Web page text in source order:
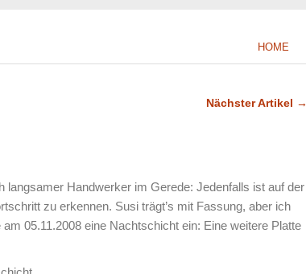
HOME
Nächster Artikel →
Handwerker im Gerede: Jedenfalls ist auf der
zu erkennen. Susi trägt’s mit Fassung, aber ich
05.11.2008 eine Nachtschicht ein: Eine weitere Platte